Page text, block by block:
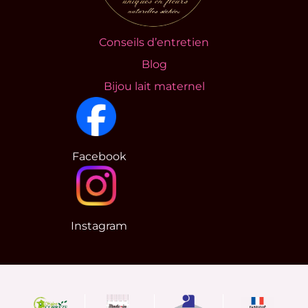
Conseils d’entretien
Blog
Bijou lait maternel
Facebook
Instagram